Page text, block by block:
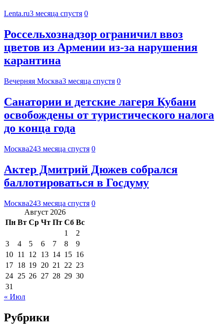
Lenta.ru3 месяца спустя 0
Россельхознадзор ограничил ввоз
цветов из Армении из-за нарушения
карантина
Вечерняя Москва3 месяца спустя 0
Санатории и детские лагеря Кубани
освобождены от туристического налога
до конца года
Москва243 месяца спустя 0
Актер Дмитрий Дюжев собрался
баллотироваться в Госдуму
Москва243 месяца спустя 0
Август 2026
Пн Вт Ср Чт Пт Сб Вс
1
2
3
4 5 6 7 8
9
10 11 12 13 14 15 16
17 18 19 20 21 22 23
24 25 26 27 28 29 30
31
« Июл
Рубрики